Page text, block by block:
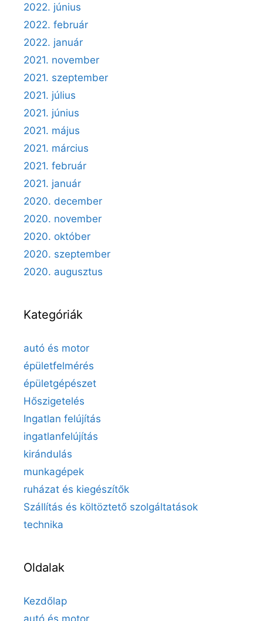
2022. június
2022. február
2022. január
2021. november
2021. szeptember
2021. július
2021. június
2021. május
2021. március
2021. február
2021. január
2020. december
2020. november
2020. október
2020. szeptember
2020. augusztus
Kategóriák
autó és motor
épületfelmérés
épületgépészet
Hőszigetelés
Ingatlan felújítás
ingatlanfelújítás
kirándulás
munkagépek
ruházat és kiegészítők
Szállítás és költöztető szolgáltatások
technika
Oldalak
Kezdőlap
autó és motor